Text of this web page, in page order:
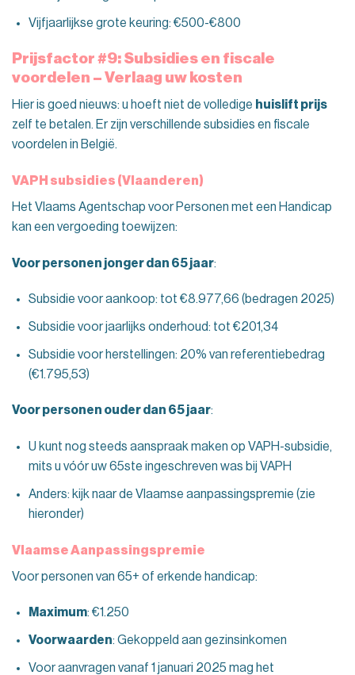
Vijfjaarlijkse grote keuring: €500-€800
Prijsfactor #9: Subsidies en fiscale
voordelen – Verlaag uw kosten
Hier is goed nieuws: u hoeft niet de volledige huislift prijs
zelf te betalen. Er zijn verschillende subsidies en fiscale
voordelen in België.
VAPH subsidies (Vlaanderen)
Het Vlaams Agentschap voor Personen met een Handicap
kan een vergoeding toewijzen:
Voor personen jonger dan 65 jaar:
Subsidie voor aankoop: tot €8.977,66 (bedragen 2025)
Subsidie voor jaarlijks onderhoud: tot €201,34
Subsidie voor herstellingen: 20% van referentiebedrag
(€1.795,53)
Voor personen ouder dan 65 jaar:
U kunt nog steeds aanspraak maken op VAPH-subsidie,
mits u vóór uw 65ste ingeschreven was bij VAPH
Anders: kijk naar de Vlaamse aanpassingspremie (zie
hieronder)
Vlaamse Aanpassingspremie
Voor personen van 65+ of erkende handicap:
Maximum: €1.250
Voorwaarden: Gekoppeld aan gezinsinkomen
Voor aanvragen vanaf 1 januari 2025 mag het